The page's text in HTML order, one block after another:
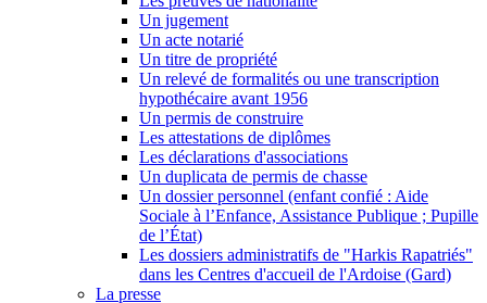
Un jugement
Un acte notarié
Un titre de propriété
Un relevé de formalités ou une transcription
hypothécaire avant 1956
Un permis de construire
Les attestations de diplômes
Les déclarations d'associations
Un duplicata de permis de chasse
Un dossier personnel (enfant confié : Aide
Sociale à l’Enfance, Assistance Publique ; Pupille
de l’État)
Les dossiers administratifs de "Harkis Rapatriés"
dans les Centres d'accueil de l'Ardoise (Gard)
La presse